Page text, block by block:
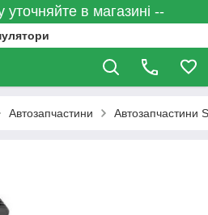
уточняйте в магазині --
Автозапчастини Автозапчастини